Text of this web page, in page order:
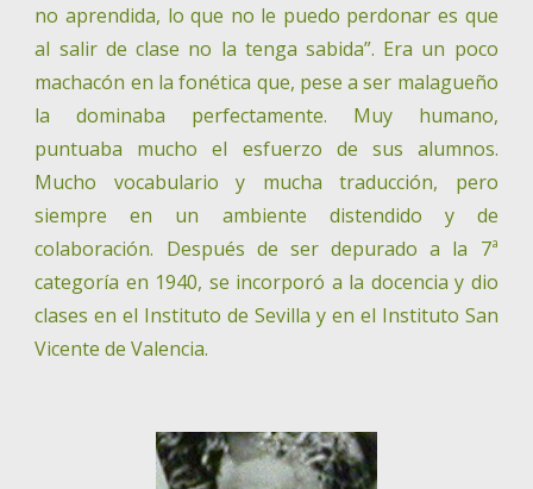
no aprendida, lo que no le puedo perdonar es que
al salir de clase no la tenga sabida”. Era un poco
machacón en la fonética que, pese a ser malagueño
la dominaba perfectamente. Muy humano,
puntuaba mucho el esfuerzo de sus alumnos.
Mucho vocabulario y mucha traducción, pero
siempre en un ambiente distendido y de
colaboración. Después de ser depurado a la 7ª
categoría en 1940, se incorporó a la docencia y dio
clases en el Instituto de Sevilla y en el Instituto San
Vicente de Valencia.